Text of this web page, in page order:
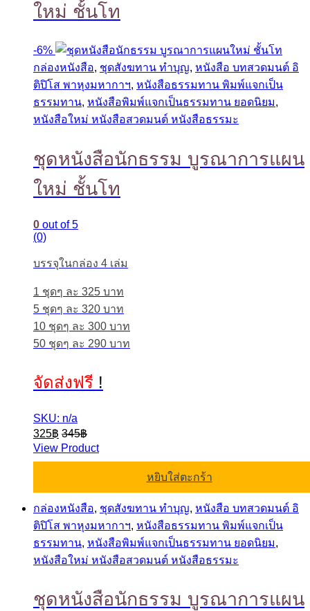
ใหม่ ชั้นโท
-6%
กล่องหนังสือ, ชุดสังฆทาน ทำบุญ, หนังสือ บทสวดมนต์ อิ
ติปิโส พาหุงมหากาฯ, หนังสือธรรมทาน พิมพ์แจกเป็น
ธรรมทาน, หนังสือพิมพ์แจกเป็นธรรมทาน ยอดนิยม,
หนังสือใหม่ หนังสือสวดมนต์ หนังสือธรรมะ
ชุดหนังสือนักธรรม บูรณาการแผน
ใหม่ ชั้นโท
0 out of 5
(0)
บรรจุในกล่อง 4 เล่ม
1 ชุดๆ ละ 325 บาท
5 ชุดๆ ละ 320 บาท
10 ชุดๆ ละ 300 บาท
50 ชุดๆ ละ 290 บาท
จัดส่งฟรี !
SKU: n/a
325฿ 345฿
View Product
หยิบใส่ตะกร้า
กล่องหนังสือ, ชุดสังฆทาน ทำบุญ, หนังสือ บทสวดมนต์ อิ
ติปิโส พาหุงมหากาฯ, หนังสือธรรมทาน พิมพ์แจกเป็น
ธรรมทาน, หนังสือพิมพ์แจกเป็นธรรมทาน ยอดนิยม,
หนังสือใหม่ หนังสือสวดมนต์ หนังสือธรรมะ
ชุดหนังสือนักธรรม บูรณาการแผน